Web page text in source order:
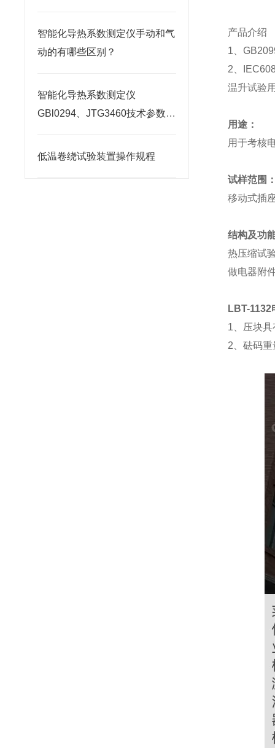
智能化导热系数测定仪手动和气
动的有哪些区别？
智能化导热系数测定仪
GBl0294、JTG3460技术参数说
低温卷绕试验装置操作规程
产品介绍
1 、
2
温升试验
用途：
用于考核
试样范围
移动式插
结构及功
热压缩试
做电器附
LBT-1132
1 、压块
2 、砝码